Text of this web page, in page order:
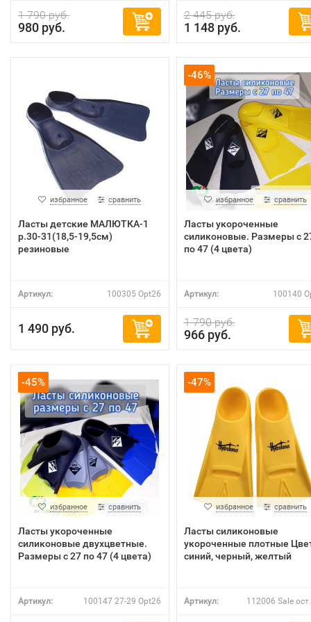
1 790 руб.
980 руб.
2 445 руб.
1 148 руб.
избранное сравнить
Ласты детские МАЛЮТКА-1
р.30-31(18,5-19,5см)
резиновые
Артикул: 100305 Opt26
1 490 руб.
-46%
избранное сравнить
Ласты укороченные
силиконовые. Размеры с
по 47 (4 цвета)
Артикул: 100140
1 790 руб.
966 руб.
-45%
избранное сравнить
Ласты укороченные
силиконовые двухцветные.
Размеры с 27 по 47 (4 цвета)
Артикул: 100147 27-29 Opt26
-47%
избранное сравнить
Ласты силиконовые
укороченные плотные
синий, черный, желтый
Артикул: 112006 Sale